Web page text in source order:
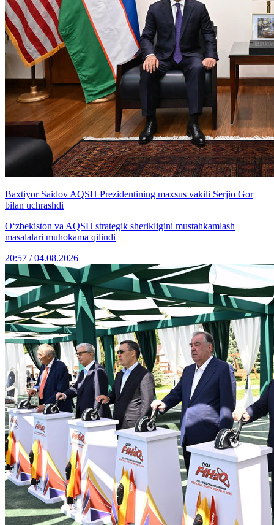
Baxtiyor Saidov AQSH Prezidentining maxsus vakili Serjio Gor
bilan uchrashdi
O‘zbekiston va AQSH strategik sherikligini mustahkamlash
masalalari muhokama qilindi
20:57 / 04.08.2026